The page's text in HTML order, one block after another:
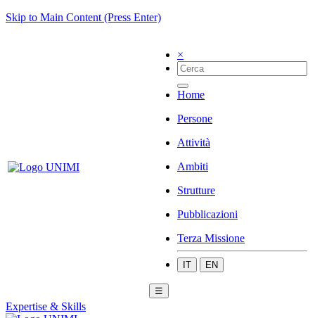
Skip to Main Content (Press Enter)
×
Home
Persone
Attività
Ambiti
Strutture
Pubblicazioni
Terza Missione
IT EN
☰
Expertise & Skills